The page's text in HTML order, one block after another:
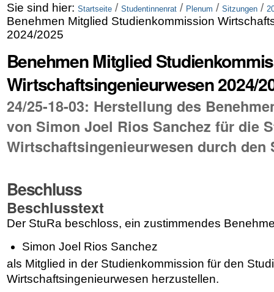
Sie sind hier: Startseite / Studentinnenrat / Plenum / Sitzungen /
Benehmen Mitglied Studienkommission
2024/2025
Benehmen Mitglied
Wirtschaftsingenieurwesen 2024/
24/25-18-03: Herstellung des
von Simon Joel Rios Sanchez für die
Wirtschaftsingenieurwesen durch den
Beschluss
Beschlusstext
Der StuRa beschloss, ein zustimmendes
Simon Joel Rios Sanchez
als Mitglied in der Studienkommission für den
Wirtschaftsingenieurwesen herzustellen.